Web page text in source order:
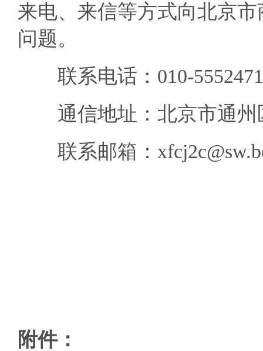
来电、来信等方式向北京
问题。
联系电话：010-
通信地址：北京市通州
联系邮箱：
附件：